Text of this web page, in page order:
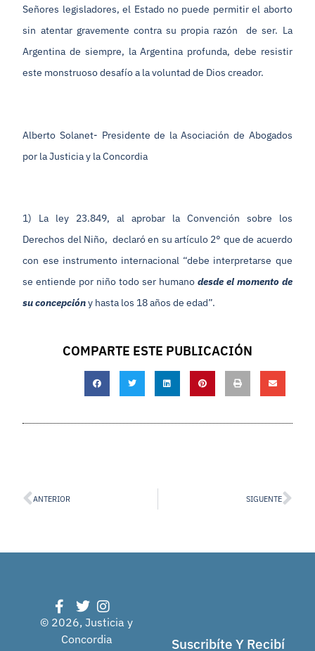
Señores legisladores, el Estado no puede permitir el aborto
sin atentar gravemente contra su propia razón de ser. La
Argentina de siempre, la Argentina profunda, debe resistir
este monstruoso desafío a la voluntad de Dios creador.
Alberto Solanet- Presidente de la Asociación de Abogados
por la Justicia y la Concordia
1) La ley 23.849, al aprobar la Convención sobre los
Derechos del Niño, declaró en su artículo 2° que de acuerdo
con ese instrumento internacional “debe interpretarse que
se entiende por niño todo ser humano desde el momento de
su concepcióny hasta los 18 años de edad”.
COMPARTE ESTE PUBLICACIÓN
ANTERIOR SIGUENTE
© 2026, Justicia y
Concordia
Suscribíte Y Recibí